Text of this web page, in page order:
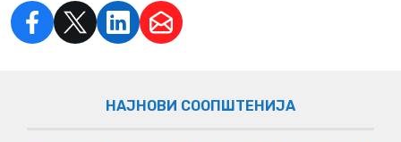
НАЈНОВИ СООПШТЕНИЈА